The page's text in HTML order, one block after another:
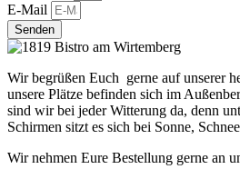
E-Mail
Senden
Wir begrüßen Euch gerne auf unserer
unsere Plätze befinden sich im
sind wir bei jeder Witterung da, denn
Schirmen sitzt es sich bei Sonne,
Wir nehmen Eure Bestellung gerne an